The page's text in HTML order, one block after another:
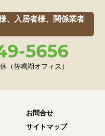
松市中央区住吉
、入居者様、関係業者
5656
（佐鳴湖オフィス）
お問合せ
サイトマップ